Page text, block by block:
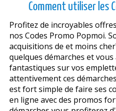
Comment utiliser les
Profitez de incroyables
nos Codes Promo Popmoi.
acquisitions de et moins
quelques démarches et
fantastiques sur vos
attentivement ces
est fort simple de faire ses
en ligne avec des promos